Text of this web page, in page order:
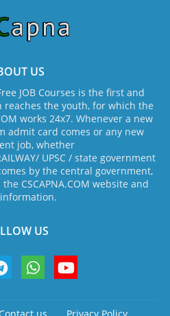
US
JOB Courses is the first and
the youth, for which the
works 24x7. Whenever a new
admit card comes or any new
job, whether
UPSC / state government
by the central government,
CSCAPNA.COM website and
US